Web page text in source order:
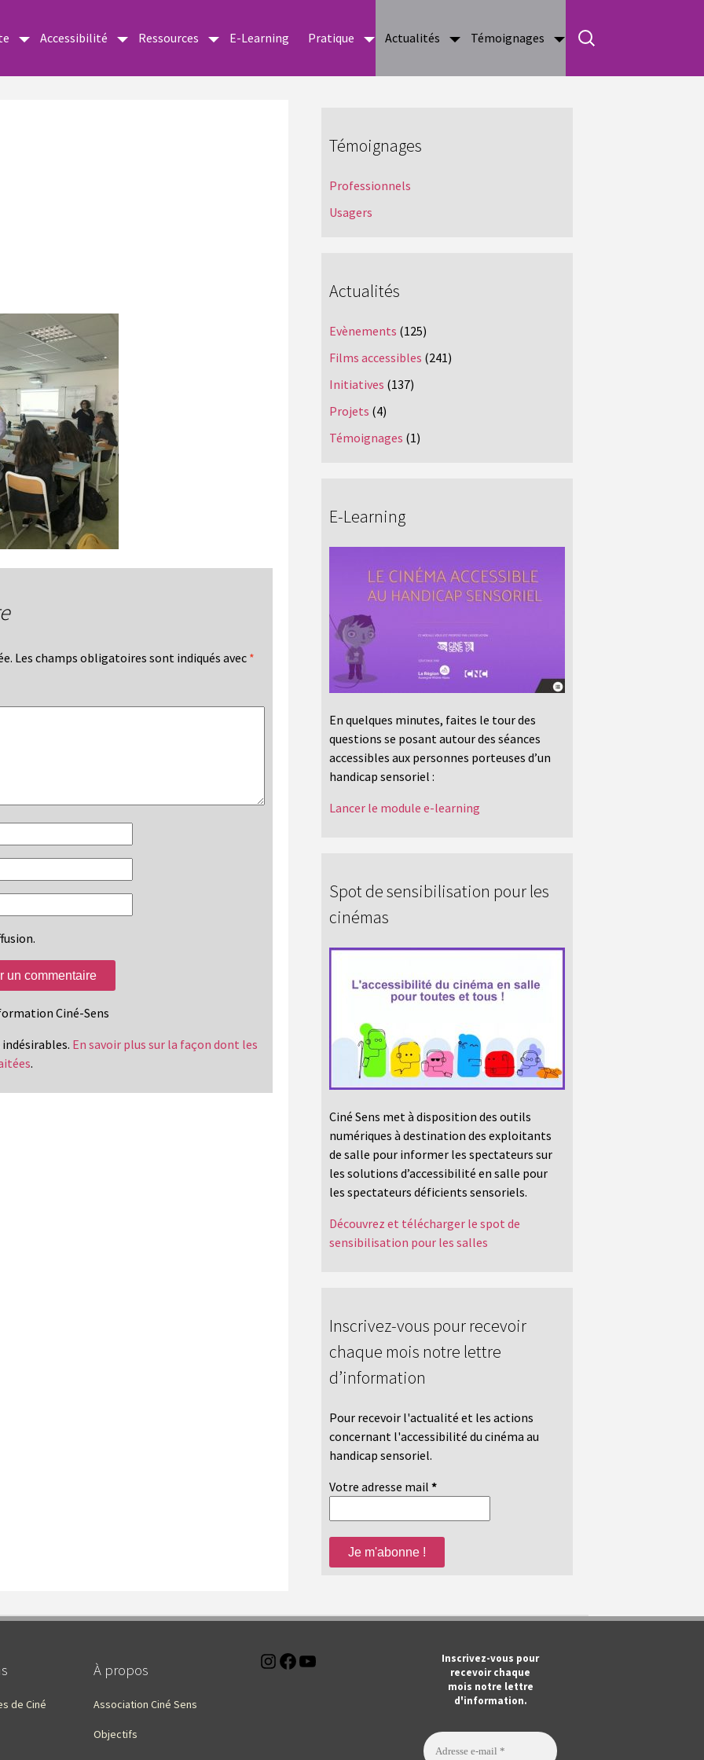
Accessibilité Ressources E-Learning Pratique Actualités Témoignages
Les champs obligatoires sont indiqués avec *
Ciné-Sens
En savoir plus sur la façon dont les
.
Témoignages
Professionnels
Usagers
Actualités
Evènements (125)
Films accessibles (241)
Initiatives (137)
Projets (4)
Témoignages (1)
E-Learning
En quelques minutes, faites le tour des
questions se posant autour des séances
accessibles aux personnes porteuses d’un
handicap sensoriel :
Lancer le module e-learning
Spot de sensibilisation pour les
cinémas
Ciné Sens met à disposition des outils
numériques à destination des exploitants
de salle pour informer les spectateurs sur
les solutions d’accessibilité en salle pour
les spectateurs déficients sensoriels.
Découvrez et télécharger le spot de
sensibilisation pour les salles
Inscrivez-vous pour recevoir
chaque mois notre lettre
d’information
Pour recevoir l'actualité et les actions
concernant l'accessibilité du cinéma au
handicap sensoriel.
Votre adresse mail *
de Ciné
À propos
Association Ciné Sens
Objectifs
Instagram
Facebook
Inscrivez-vous pour
recevoir chaque
mois notre lettre
d'information.